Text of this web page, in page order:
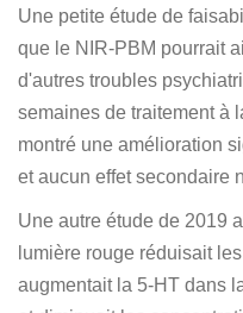
Une petite étude de
que le NIR-PBM pourrait
d'autres troubles
semaines de traitement à
montré une amélioration
et aucun effet secondaire
Une autre étude de 2019
lumière rouge réduisait
augmentait la 5-HT dans